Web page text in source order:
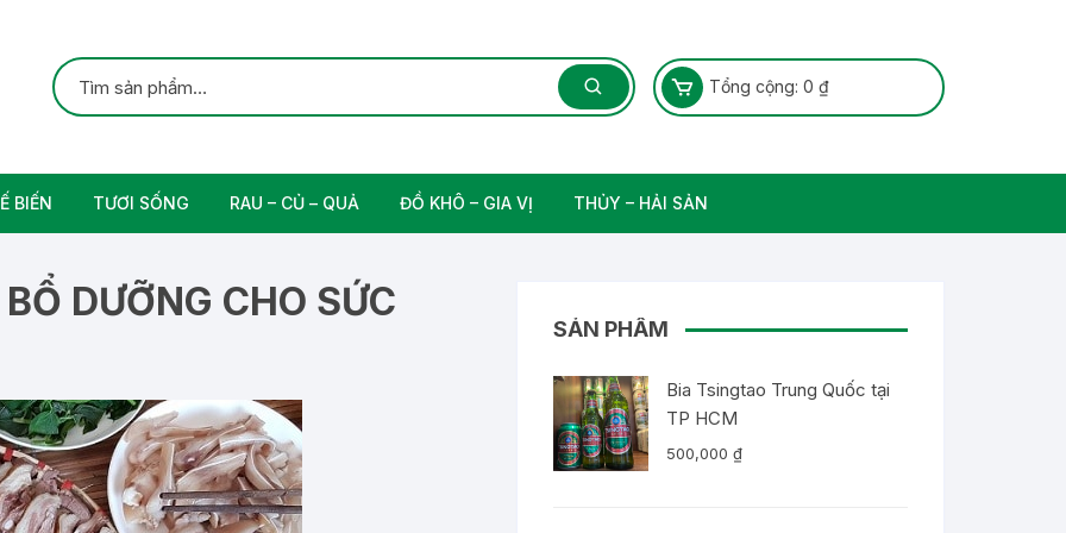
Tổng cộng: 0 ₫
BIẾN TƯƠI SỐNG
Thịt bò tươi sạch
RAU – CỦ – QUẢ ĐỒ KHÔ – GIA VỊ THỦY – HẢI SẢN
DƯỠNG CHO SỨC
SẢN PHẨM
Bia Tsingtao Trung Quốc tại
TP HCM
500,000 ₫